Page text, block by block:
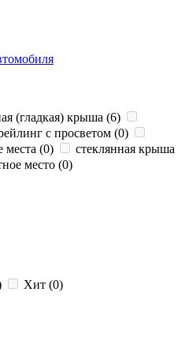
(гладкая) крыша (6)
с просветом (0)
места (0)
стеклянная крыша
место (0)
Хит (0)